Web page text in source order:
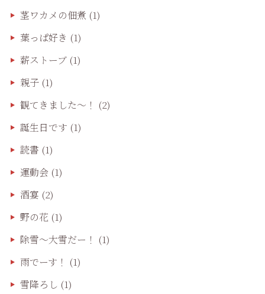
茎ワカメの佃煮 (1)
葉っぱ好き (1)
薪ストーブ(1)
親子(1)
観てきました〜！ (2)
誕生日です (1)
読書 (1)
運動会(1)
酒宴 (2)
野の花 (1)
除雪〜大雪だー！ (1)
雨でーす！ (1)
雪降ろし (1)